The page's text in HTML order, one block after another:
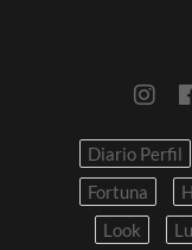
Diario Perfil
Fortuna
Look